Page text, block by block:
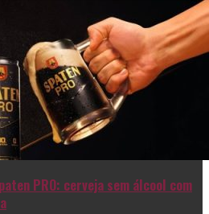
PRO: cerveja sem álcool com